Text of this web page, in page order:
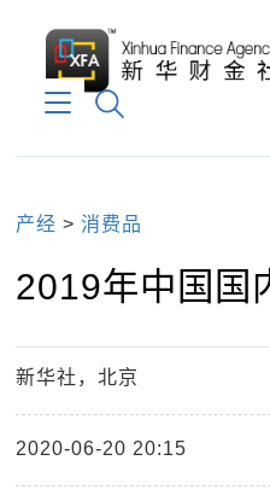
产经 >消费品
2019年中国国
新华社，北京
2020-06-20 20:15